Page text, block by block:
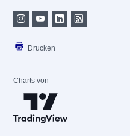
Drucken
Charts von